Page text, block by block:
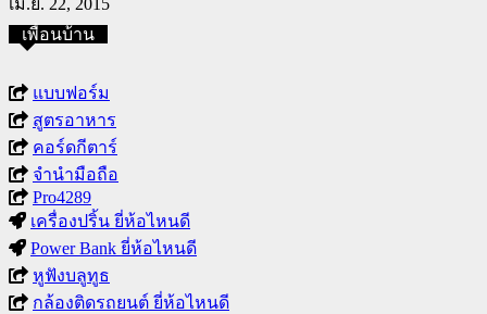
เม.ย. 22, 2015
เพื่อนบ้าน
แบบฟอร์ม
สูตรอาหาร
คอร์ดกีตาร์
จำนำมือถือ
Pro4289
เครื่องปริ้น ยี่ห้อไหนดี
Power Bank ยี่ห้อไหนดี
หูฟังบลูทูธ
กล้องติดรถยนต์ ยี่ห้อไหนดี